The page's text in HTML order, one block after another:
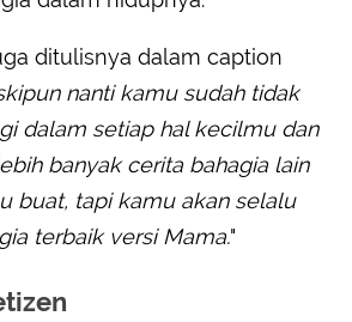
ditulisnya dalam caption
nanti kamu sudah tidak
dalam setiap hal kecilmu dan
banyak cerita bahagia lain
buat, tapi kamu akan selalu
terbaik versi Mama."